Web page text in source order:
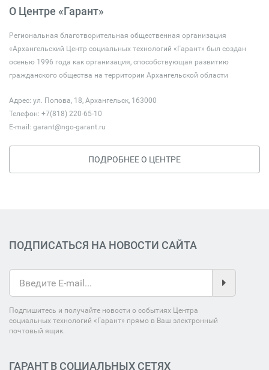
О Центре «Гарант»
Региональная благотворительная общественная организация
«Архангельский Центр социальных технологий «Гарант» был создан
осенью 1996 года как организация, способствующая развитию
гражданского общества на территории Архангельской области
Адрес: ул. Попова, 18, Архангельск, 163000
Телефон: +7(818) 220-65-10
E-mail: garant@ngo-garant.ru
ПОДРОБНЕЕ О ЦЕНТРЕ
ПОДПИСАТЬСЯ НА НОВОСТИ САЙТА
Подпишитесь и получайте новости о событиях Центра
социальных технологий «Гарант» прямо в Ваш электронный
почтовый ящик.
ГАРАНТ В СОЦИАЛЬНЫХ СЕТЯХ